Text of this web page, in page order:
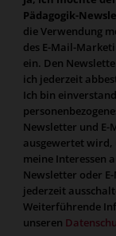
Pädagogik-
die Verwendung
des E-Mail-
ein. Den
ich jederzeit
Ich bin
Newsletter und E-
ausgewertet wird,
meine Interessen
Newsletter oder
jederzeit
Weiterführende
unseren